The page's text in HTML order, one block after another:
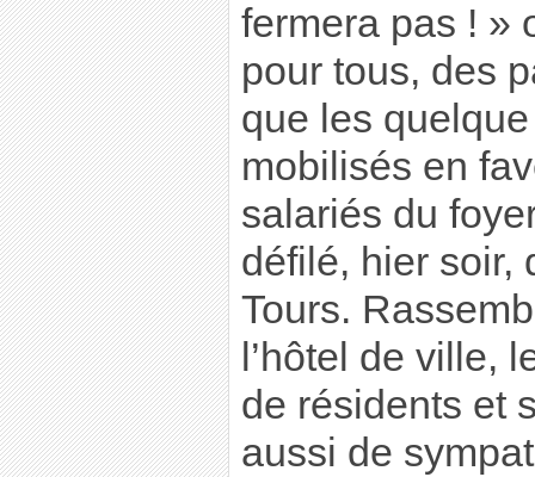
fermera pas ! »
pour tous, des
que les
mobilisés en
salariés du
défilé, hier soir,
Tours.
l’hôtel de ville,
de résidents et
aussi de